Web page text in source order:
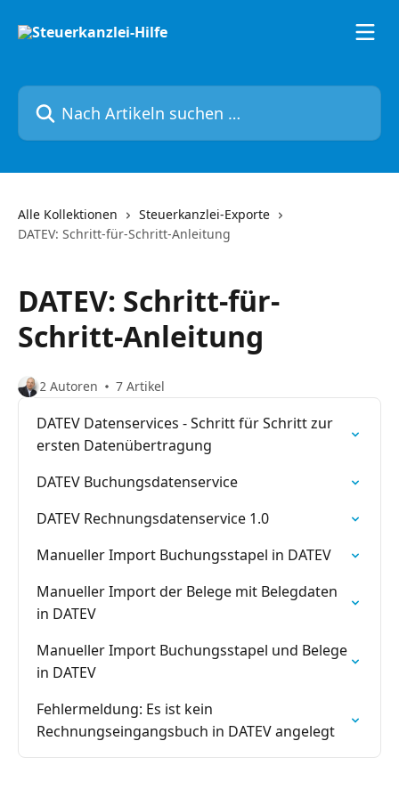
Nach Artikeln suchen …
Alle Kollektionen
Steuerkanzlei-Exporte
DATEV: Schritt-für-Schritt-Anleitung
DATEV: Schritt-für-
Schritt-Anleitung
2 Autoren 7 Artikel
DATEV Datenservices - Schritt für Schritt zur
ersten Datenübertragung
DATEV Buchungsdatenservice
DATEV Rechnungsdatenservice 1.0
Manueller Import Buchungsstapel in DATEV
Manueller Import der Belege mit Belegdaten
in DATEV
Manueller Import Buchungsstapel und Belege
in DATEV
Fehlermeldung: Es ist kein
Rechnungseingangsbuch in DATEV angelegt